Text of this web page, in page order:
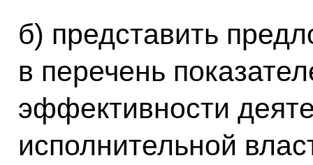
б) представить
в перечень
эффективности
исполнительной